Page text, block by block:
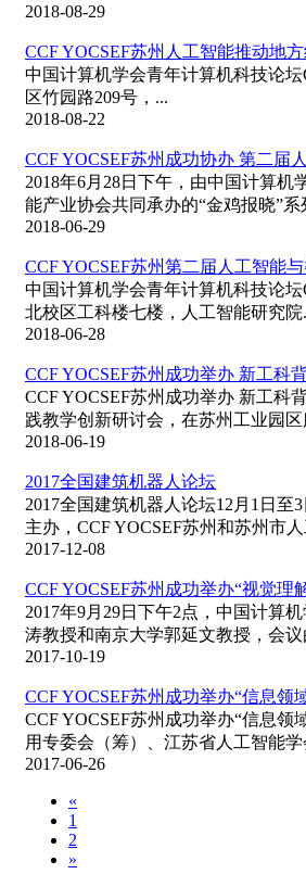
2018-08-29
CCF YOCSEF苏州人工智能推动地
中国计算机学会青年计算机科技论坛
区竹园路209号，...
2018-08-22
CCF YOCSEF苏州成功协办 第二届
2018年6月28日下午，由中国计算
能产业协会共同承办的“金鸡报晓”系
2018-06-29
CCF YOCSEF苏州第二届人工智能
中国计算机学会青年计算机科技论坛
北校区工科楼七楼，人工智能研究院
2018-06-28
CCF YOCSEF苏州成功举办 新工科
CCF YOCSEF苏州成功举办 新工科
践教学创新研讨会，在苏州工业园区
2018-06-19
2017全国建筑机器人论坛
2017全国建筑机器人论坛12月1日
主办，CCF YOCSEF苏州和苏州市
2017-12-08
CCF YOCSEF苏州成功举办“视觉理
2017年9月29日下午2点，中国计算
涛教授和南京大学郭延文教授，会议
2017-10-19
CCF YOCSEF苏州成功举办“信息
CCF YOCSEF苏州成功举办“信息
用专委会（筹）、江苏省人工智能学
2017-06-26
«
1
2
»